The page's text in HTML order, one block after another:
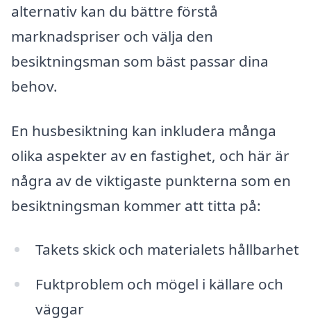
alternativ kan du bättre förstå
marknadspriser och välja den
besiktningsman som bäst passar dina
behov.
En husbesiktning kan inkludera många
olika aspekter av en fastighet, och här är
några av de viktigaste punkterna som en
besiktningsman kommer att titta på:
Takets skick och materialets hållbarhet
Fuktproblem och mögel i källare och
väggar